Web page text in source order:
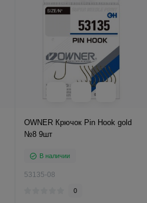
OWNER Крючок Pin Hook gold
№8 9шт
В наличии
53135-08
0